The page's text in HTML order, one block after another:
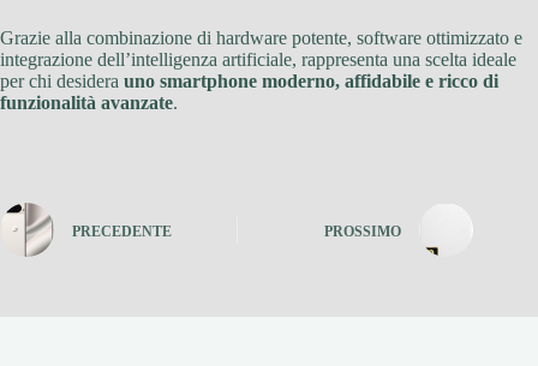
Grazie alla combinazione di hardware potente, software ottimizzato e
integrazione dell’intelligenza artificiale, rappresenta una scelta ideale
per chi desidera uno smartphone moderno, affidabile e ricco di
funzionalità avanzate.
PRECEDENTE PROSSIMO